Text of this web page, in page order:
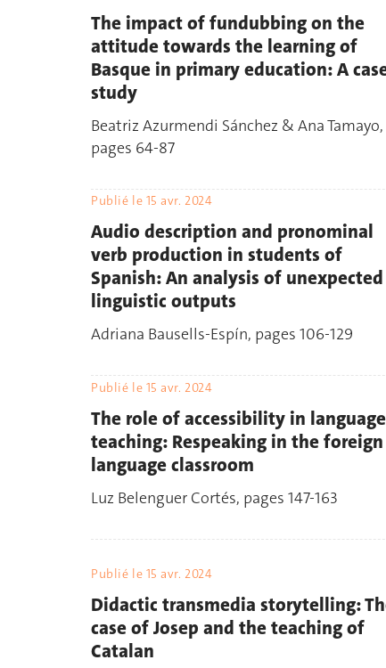
The impact of fundubbing on the
attitude towards the learning of
Basque in primary education: A
study
Beatriz Azurmendi Sánchez & Ana Tamayo,
pages 64-87
Publié le 15 avr. 2024
Audio description and pronominal
verb production in students of
Spanish: An analysis of unexpected
linguistic outputs
Adriana Bausells-Espín, pages 106-129
Publié le 15 avr. 2024
The role of accessibility in language
teaching: Respeaking in the foreign
language classroom
Luz Belenguer Cortés, pages 147-163
Publié le 15 avr. 2024
Didactic transmedia storytelling:
case of Josep and the teaching of
Catalan